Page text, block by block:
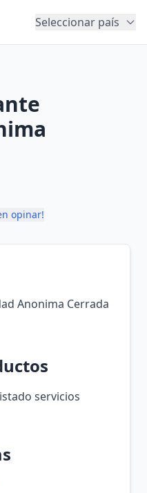
Seleccionar país
opinar!
Anonima Cerrada
servicios